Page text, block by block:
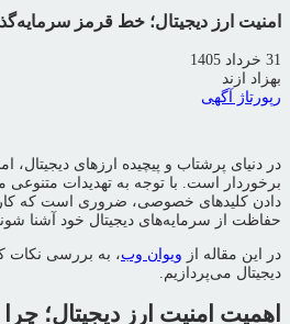
امنیت ارز دیجیتال؛ خط قرمز
31 خرداد 1405
بهزاد ازند
رپورتاژ آگهی
در دنیای پرشتاب و پیچیده ارزهای دیجیتال،
برخوردار است. با توجه به تهدیدات
دادن کلیدهای خصوصی، ضروری است که
حفاظت از سرمایه‌های دیجیتال خود آشنا
در این مقاله از ویوان وب، به بررسی نکات
دیجیتال می‌پردازیم.
اهمیت امنیت ارز دیجیتال؛